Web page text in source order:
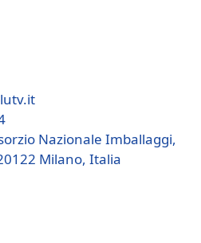
Nazionale Imballaggi,
Milano, Italia